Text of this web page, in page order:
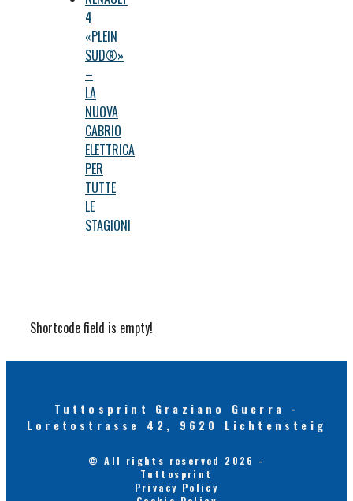
4
«PLEIN
SUD®»
–
LA
NUOVA
CABRIO
ELETTRICA
PER
TUTTE
LE
STAGIONI
Shortcode field is empty!
Tuttosprint Graziano Guerra -
Loretostrasse 42, 9620 Lichtensteig
© All rights reserved 2026 -
Tuttosprint
Privacy Policy